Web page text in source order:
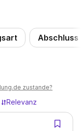
Abschluss
zustande?
Relevanz